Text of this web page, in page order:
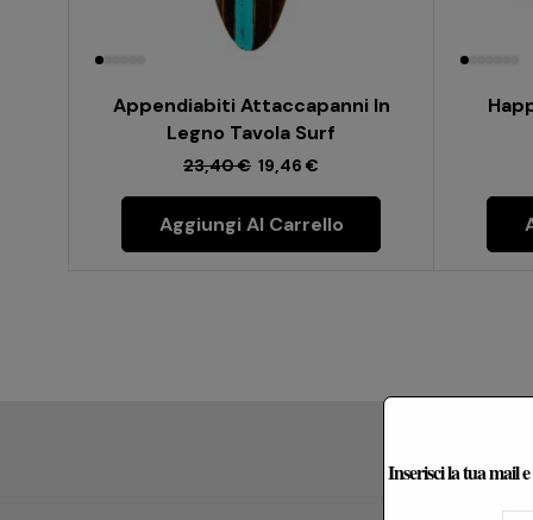
Appendiabiti Attaccapanni In
Legno Tavola Surf
23,40€ 19,46€
Aggiungi Al Carrello
Le
Inserisci la tua mail